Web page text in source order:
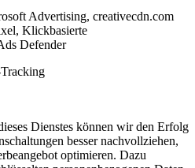
Advertising, creativecdn.com
Klickbasierte
Defender
Dienstes können wir den Erfolg
besser nachvollziehen,
optimieren. Dazu